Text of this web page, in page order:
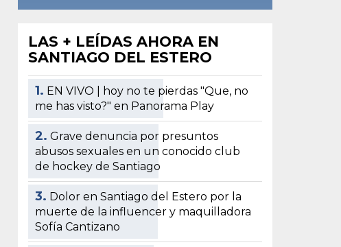
LAS + LEÍDAS AHORA EN
SANTIAGO DEL ESTERO
1. EN VIVO | hoy no te pierdas "Que, no
me has visto?" en Panorama Play
2. Grave denuncia por presuntos
abusos sexuales en un conocido club
de hockey de Santiago
3. Dolor en Santiago del Estero por la
muerte de la influencer y maquilladora
Sofía Cantizano